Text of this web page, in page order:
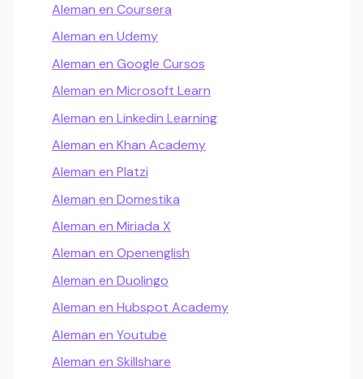
Aleman en Coursera
Aleman en Udemy
Aleman en Google Cursos
Aleman en Microsoft Learn
Aleman en Linkedin Learning
Aleman en Khan Academy
Aleman en Platzi
Aleman en Domestika
Aleman en Miriada X
Aleman en Openenglish
Aleman en Duolingo
Aleman en Hubspot Academy
Aleman en Youtube
Aleman en Skillshare